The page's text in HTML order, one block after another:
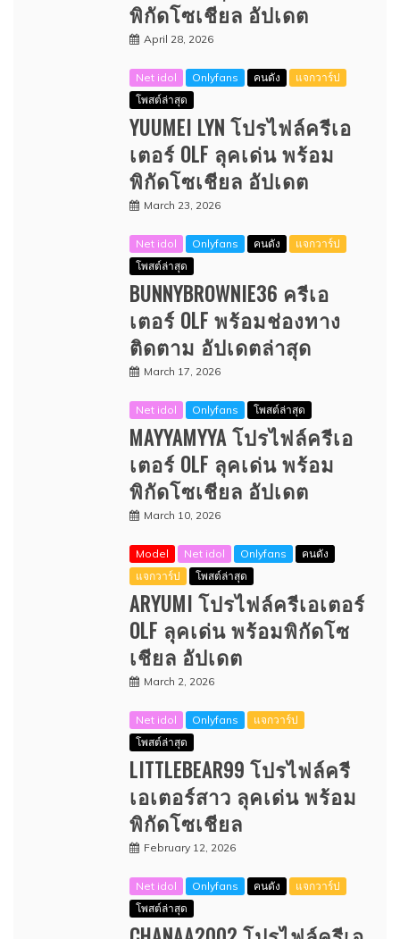
พิกัดโซเชียล อัปเดต
April 28, 2026
Net idol Onlyfans คนดัง
แจกวาร์ป
โพสต์ล่าสุด
YUUMEI LYN โปรไฟล์ครีเอ
เตอร์ OLF ลุคเด่น พร้อม
พิกัดโซเชียล อัปเดต
March 23, 2026
Net idol Onlyfans คนดัง
แจกวาร์ป
โพสต์ล่าสุด
BUNNYBROWNIE36 ครีเอ
เตอร์ OLF พร้อมช่องทาง
ติดตาม อัปเดตล่าสุด
March 17, 2026
Net idol Onlyfans โพสต์ล่าสุด
MAYYAMYYA โปรไฟล์ครีเอ
เตอร์ OLF ลุคเด่น พร้อม
พิกัดโซเชียล อัปเดต
March 10, 2026
Model Net idol Onlyfans
คนดัง
แจกวาร์ป
โพสต์ล่าสุด
ARYUMI โปรไฟล์ครีเอเตอร์
OLF ลุคเด่น พร้อมพิกัดโซ
เชียล อัปเดต
March 2, 2026
Net idol Onlyfans
แจกวาร์ป
โพสต์ล่าสุด
LITTLEBEAR99 โปรไฟล์ครี
เอเตอร์สาว ลุคเด่น พร้อม
พิกัดโซเชียล
February 12, 2026
Net idol Onlyfans คนดัง
แจกวาร์ป
โพสต์ล่าสุด